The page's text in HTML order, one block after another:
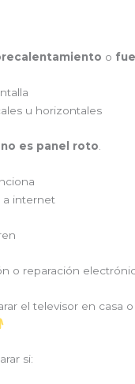
o
u horizontales
no es panel roto
a internet
o reparación
el televisor en casa
si: